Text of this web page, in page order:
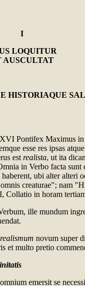
I
LOQUITUR
AUSCULTAT
HISTORIAQUE
Pontifex Maximus in
esse res ipsas
est realista, ut ita
in Verbo facta sunt
ubi alter alteri
creaturae"; nam
Collatio in horam
ille mundum
realismum novum super
et multo pretio
emersit se